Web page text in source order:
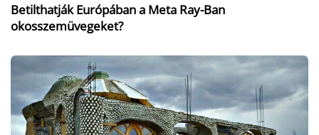
Betilthatják Európában a Meta Ray-Ban
okosszemüvegeket?